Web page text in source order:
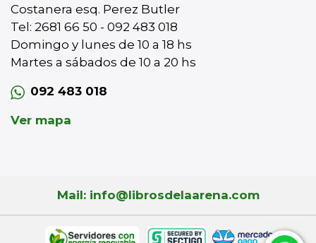
Costanera esq. Perez Butler
Tel: 2681 66 50 - 092 483 018
Domingo y lunes de 10 a 18 hs
Martes a sábados de 10 a 20 hs
092 483 018
Ver mapa
Mail: info@librosdelaarena.com